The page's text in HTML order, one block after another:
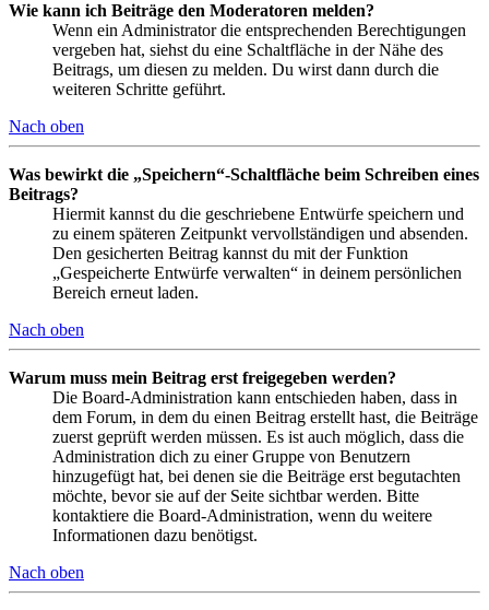
Wie kann ich Beiträge den Moderatoren melden?
Wenn ein Administrator die entsprechenden Berechtigungen
vergeben hat, siehst du eine Schaltfläche in der Nähe des
Beitrags, um diesen zu melden. Du wirst dann durch die
weiteren Schritte geführt.
Nach oben
Was bewirkt die „Speichern“-Schaltfläche beim Schreiben eines
Beitrags?
Hiermit kannst du die geschriebene Entwürfe speichern und
zu einem späteren Zeitpunkt vervollständigen und absenden.
Den gesicherten Beitrag kannst du mit der Funktion
„Gespeicherte Entwürfe verwalten“ in deinem persönlichen
Bereich erneut laden.
Nach oben
Warum muss mein Beitrag erst freigegeben werden?
Die Board-Administration kann entschieden haben, dass in
dem Forum, in dem du einen Beitrag erstellt hast, die Beiträge
zuerst geprüft werden müssen. Es ist auch möglich, dass die
Administration dich zu einer Gruppe von Benutzern
hinzugefügt hat, bei denen sie die Beiträge erst begutachten
möchte, bevor sie auf der Seite sichtbar werden. Bitte
kontaktiere die Board-Administration, wenn du weitere
Informationen dazu benötigst.
Nach oben